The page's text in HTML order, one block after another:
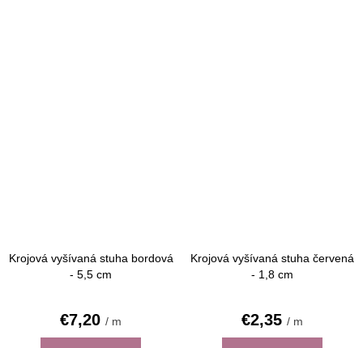
Krojová vyšívaná stuha bordová
- 5,5 cm
€7,20 / m
Krojová vyšívaná stuha červená
- 1,8 cm
€2,35 / m